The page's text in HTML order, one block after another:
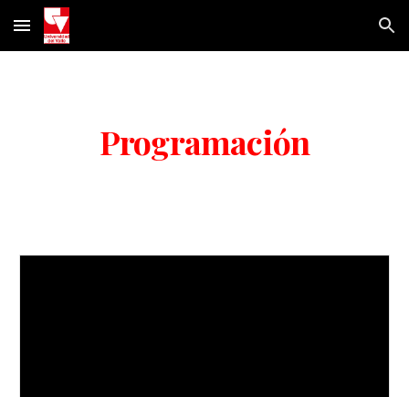
Skip to main content Skip to navigation
Programación